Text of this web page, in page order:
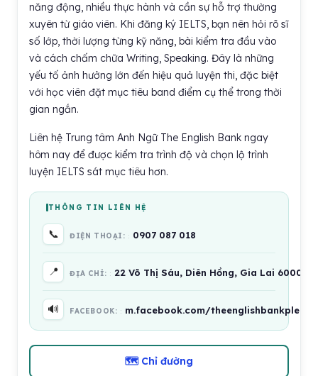
năng động, nhiều thực hành và cần sự hỗ trợ thường
xuyên từ giáo viên. Khi đăng ký IELTS, bạn nên hỏi rõ sĩ
số lớp, thời lượng từng kỹ năng, bài kiểm tra đầu vào
và cách chấm chữa Writing, Speaking. Đây là những
yếu tố ảnh hưởng lớn đến hiệu quả luyện thi, đặc biệt
với học viên đặt mục tiêu band điểm cụ thể trong thời
gian ngắn.
Liên hệ Trung tâm Anh Ngữ The English Bank ngay
hôm nay để được kiểm tra trình độ và chọn lộ trình
luyện IELTS sát mục tiêu hơn.
THÔNG TIN LIÊN HỆ
📞 ĐIỆN THOẠI: 0907 087 018
📍 ĐỊA CHỈ: 22 Võ Thị Sáu, Diên Hồng, Gia Lai
🔊 FACEBOOK: m.facebook.com/theenglishbankpleiku
🗺 Chỉ đường